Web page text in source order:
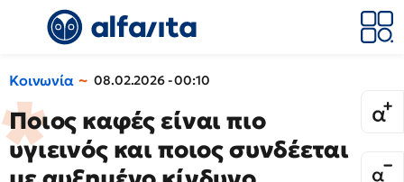
Κοινωνία 08.02.2026 - 00:10
Ποιος καφές είναι πιο
υγιεινός και ποιος συνδέεται